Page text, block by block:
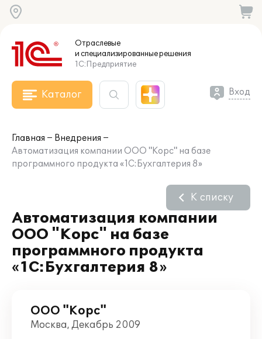
Отраслевые
и специализированныерешения
1С:Предприятие
Каталог Вход
Главная
Внедрения
Автоматизация компании ООО "Корс" на базе
программного продукта «1С:Бухгалтерия 8»
Автоматизация компании
ООО "Корс" на базе
программного продукта
«1С:Бухгалтерия 8»
К списку
ООО "Корс"
Москва, Декабрь 2009